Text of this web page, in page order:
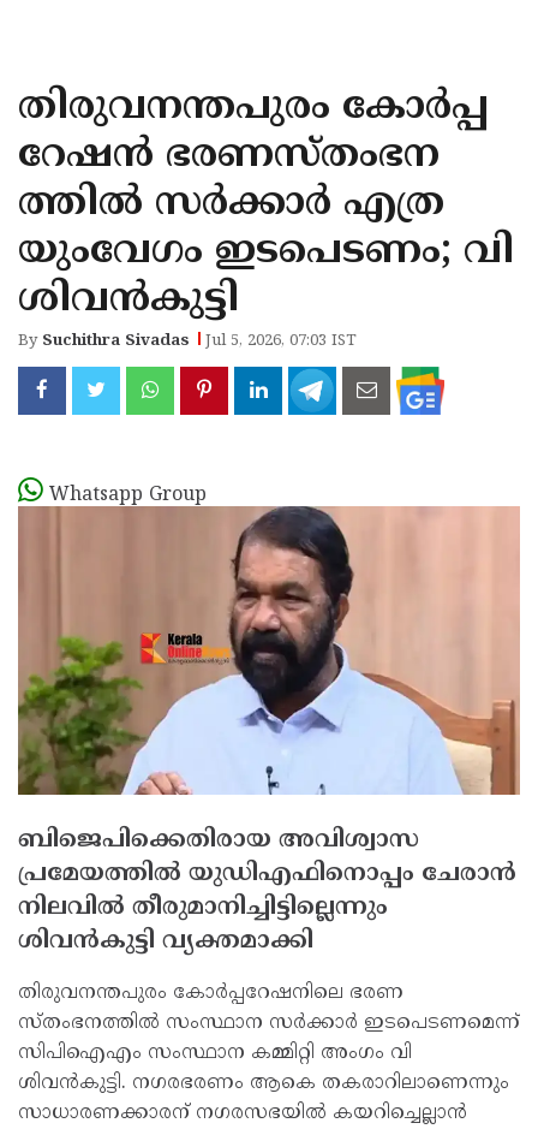
KANNUR
KASARAGOD
തിരുവനന്തപുരം കോര്‍പ്പ
റേഷന്‍ ഭരണസ്തംഭന
ത്തില്‍ സര്‍ക്കാര്‍ എത്ര
യുംവേഗം ഇടപെടണം; വി
ശിവന്‍കുട്ടി
By Suchithra Sivadas Jul 5, 2026, 07:03 IST
Whatsapp Group
ബിജെപിക്കെതിരായ അവിശ്വാസ
പ്രമേയത്തില്‍ യുഡിഎഫിനൊപ്പം ചേരാന്‍
നിലവില്‍ തീരുമാനിച്ചിട്ടില്ലെന്നും
ശിവന്‍കുട്ടി വ്യക്തമാക്കി
തിരുവനന്തപുരം കോര്‍പ്പറേഷനിലെ ഭരണ
സ്തംഭനത്തില്‍ സംസ്ഥാന സര്‍ക്കാര്‍ ഇടപെടണമെന്ന്
സിപിഐഎം സംസ്ഥാന കമ്മിറ്റി അംഗം വി
ശിവന്‍കുട്ടി. നഗരഭരണം ആകെ തകരാറിലാണെന്നും
സാധാരണക്കാരന് നഗരസഭയില്‍ കയറിച്ചെല്ലാന്‍